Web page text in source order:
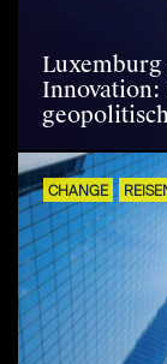
CHANGE